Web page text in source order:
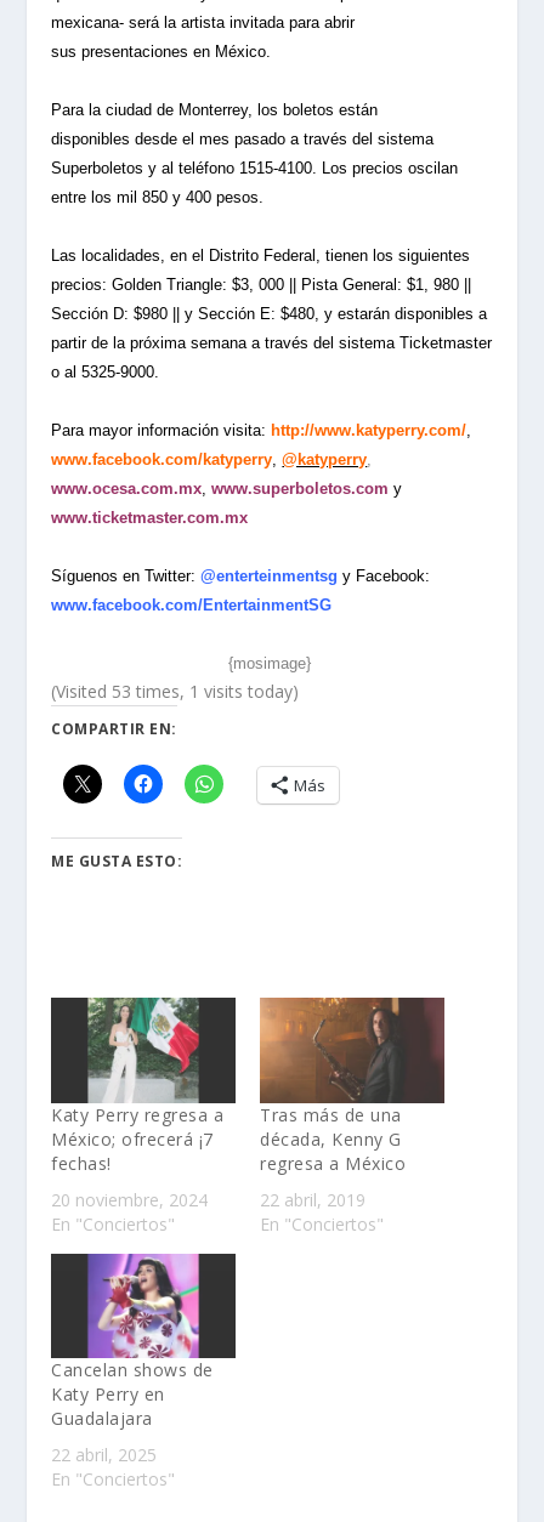
mexicana- será la artista invitada para abrir
sus presentaciones en México.
Para la ciudad de Monterrey, los boletos están
disponibles desde el mes pasado a través del sistema
Superboletos y al teléfono 1515-4100. Los precios oscilan
entre los mil 850 y 400 pesos.
Las localidades, en el Distrito Federal, tienen los siguientes
precios: Golden Triangle: $3, 000 || Pista General: $1, 980 ||
Sección D: $980 || y Sección E: $480, y estarán disponibles a
partir de la próxima semana a través del sistema Ticketmaster
o al 5325-9000.
Para mayor información visita: http://www.katyperry.com/,
www.facebook.com/katyperry,@katyperry,
www.ocesa.com.mx, www.superboletos.com y
www.ticketmaster.com.mx
Síguenos en Twitter: @enterteinmentsg y Facebook:
www.facebook.com/EntertainmentSG
{mosimage}
(Visited 53 times, 1 visits today)
COMPARTIR EN:
Más
ME GUSTA ESTO:
Katy Perry regresa a
México; ofrecerá ¡7
fechas!
20 noviembre, 2024
En "Conciertos"
Tras más de una
década, Kenny G
regresa a México
22 abril, 2019
En "Conciertos"
Cancelan shows de
Katy Perry en
Guadalajara
22 abril, 2025
En "Conciertos"